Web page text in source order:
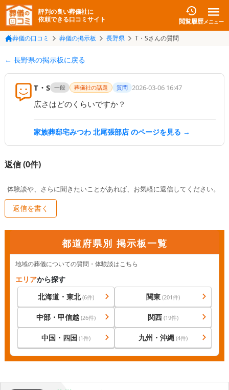
評判の良い葬儀社に
依頼できる口コミサイト
閲覧履歴メニュー
葬儀の口コミ 葬儀の掲示板 長野県 T・Sさんの質問
← 長野県の掲示板に戻る
T・S 一般 葬儀社の話題 質問 2026-03-06 16:47
広さはどのくらいですか？
家族葬邸宅みつわ 北尾張部店のページを見る →
返信 (0件)
体験談や、さらに聞きたいことがあれば、お気軽に返信してください。
返信を書く
都道府県別 掲示板一覧
地域の葬儀についての質問・体験談はこちら
エリアから探す
北海道・東北(6件) 関東 (201件)
中部・甲信越 (26件) 関西 (19件)
中国・四国 (1件) 九州・沖縄 (4件)